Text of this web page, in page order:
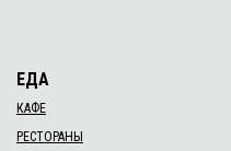
ЕДА
КАФЕ
РЕСТОРАНЫ